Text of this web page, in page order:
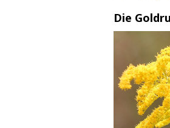
Die